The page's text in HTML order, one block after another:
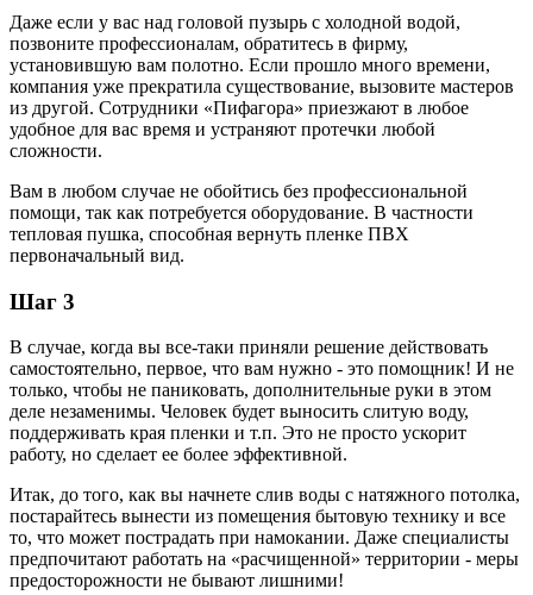
Даже если у вас над головой пузырь с холодной водой,
позвоните профессионалам, обратитесь в фирму,
установившую вам полотно. Если прошло много времени,
компания уже прекратила существование, вызовите мастеров
из другой. Сотрудники «Пифагора» приезжают в любое
удобное для вас время и устраняют протечки любой
сложности.
Вам в любом случае не обойтись без профессиональной
помощи, так как потребуется оборудование. В частности
тепловая пушка, способная вернуть пленке ПВХ
первоначальный вид.
Шаг 3
В случае, когда вы все-таки приняли решение действовать
самостоятельно, первое, что вам нужно - это помощник! И не
только, чтобы не паниковать, дополнительные руки в этом
деле незаменимы. Человек будет выносить слитую воду,
поддерживать края пленки и т.п. Это не просто ускорит
работу, но сделает ее более эффективной.
Итак, до того, как вы начнете слив воды с натяжного потолка,
постарайтесь вынести из помещения бытовую технику и все
то, что может пострадать при намокании. Даже специалисты
предпочитают работать на «расчищенной» территории - меры
предосторожности не бывают лишними!